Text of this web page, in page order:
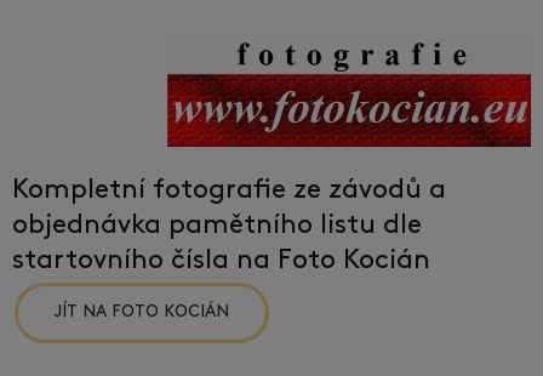
Kompletní fotografie ze závodů a
objednávka pamětního listu dle
startovního čísla na Foto Kocián
JÍT NA FOTO KOCIÁN